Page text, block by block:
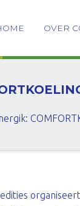
OVER
edities